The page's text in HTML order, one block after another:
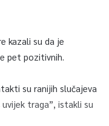
kazali su da je
pet pozitivnih.
su ranijih slučajeva
traga”, istakli su